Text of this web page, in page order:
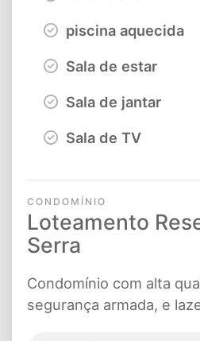
piscina aquecida
Sala de estar
Sala de jantar
Sala de TV
CONDOMÍNIO
Loteamento
Serra
Condomínio com alta
segurança armada, e